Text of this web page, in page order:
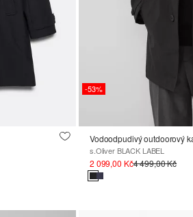
-53%
Vodoodpudivý outdoorový
s.Oliver BLACK LABEL
2 099,00 Kč4 499,00 Kč